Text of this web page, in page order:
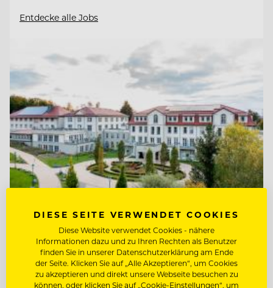
Entdecke alle Jobs
TOP ARBEITGEBER
Ritter von Kempski Privathotels &
Resorts
DIESE SEITE VERWENDET COOKIES
Diese Website verwendet Cookies - nähere
Informationen dazu und zu Ihren Rechten als Benutzer
finden Sie in unserer Datenschutzerklärung am Ende
der Seite. Klicken Sie auf „Alle Akzeptieren“, um Cookies
zu akzeptieren und direkt unsere Webseite besuchen zu
können, oder klicken Sie auf „Cookie-Einstellungen“, um